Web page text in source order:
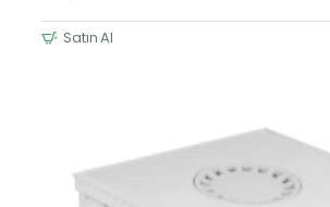
Satın Al